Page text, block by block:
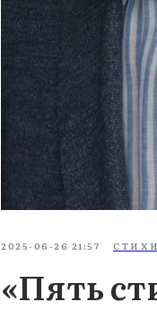
2025-06-26 21:57 СТИХИ
«Пять